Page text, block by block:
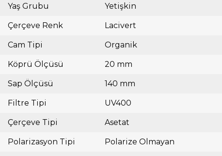
Yaş Grubu Yetişkin
Çerçeve Renk Lacivert
Cam Tipi Organik
Köprü Ölçüsü 20 mm
Sap Ölçüsü 140 mm
Filtre Tipi UV400
Çerçeve Tipi Asetat
Polarizasyon Tipi Polarize Olmayan